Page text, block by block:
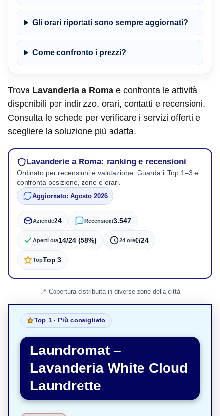
Gli orari riportati sono sempre aggiornati?
Come confronto i prezzi?
Trova Lavanderia a Roma e confronta le attività
disponibili per indirizzo, orari, contatti e recensioni.
Consulta le schede per verificare i servizi offerti e
scegliere la soluzione più adatta.
Lavanderie a Roma: ranking e recensioni
Ordinato per recensioni e valutazione. Guarda il Top 1–3 e
confronta posizione, zone e orari.
Aggiornato: Agosto 2026
Aziende24 Recensioni3.547
Aperti ora14/24 (58%) 24 ore0/24
TopTop 3
Copertura distribuita in diverse zone della città
Top 1 · Più consigliato
Laundromat –
Lavanderia White Cloud
Laundrette